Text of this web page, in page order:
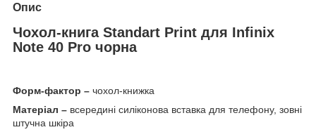
Опис
Чохол-книга Standart Print для Infinix
Note 40 Pro чорна
Форм-фактор – чохол-книжка
Матеріал – всередині силіконова вставка для телефону, зовні
штучна шкіра